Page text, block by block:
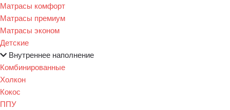
Матрасы комфорт
Матрасы премиум
Матрасы эконом
Детские
Внутреннее наполнение
Комбинированные
Холкон
Кокос
ППУ